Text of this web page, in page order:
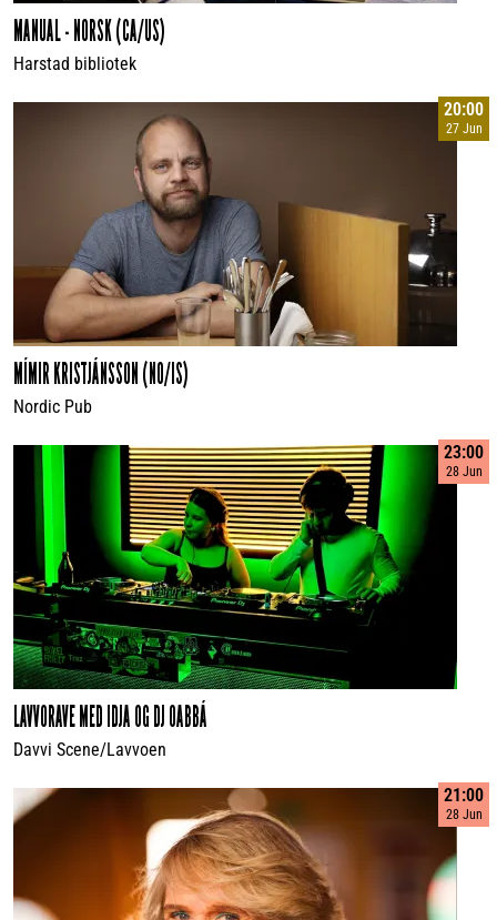
MANUAL - NORSK (CA/US)
Harstad bibliotek
20:00
27 Jun
MÍMIR KRISTJÁNSSON (NO/IS)
Nordic Pub
23:00
28 Jun
LAVVORAVE MED IDJA OG DJ OABBÁ
Davvi Scene/Lavvoen
21:00
28 Jun